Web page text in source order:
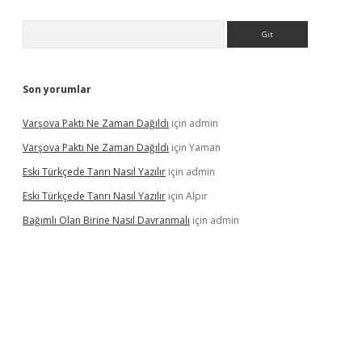
Son yorumlar
Varşova Paktı Ne Zaman Dağıldı için admin
Varşova Paktı Ne Zaman Dağıldı için Yaman
Eski Türkçede Tanrı Nasıl Yazılır için admin
Eski Türkçede Tanrı Nasıl Yazılır için Alpır
Bağımlı Olan Birine Nasıl Davranmalı için admin